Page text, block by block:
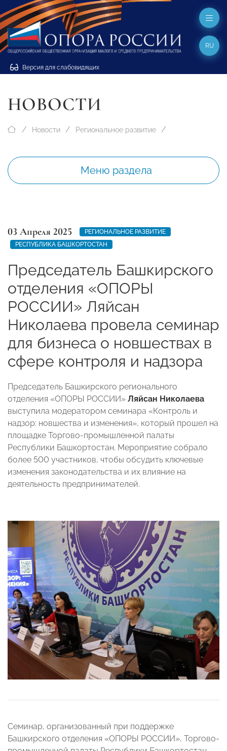
Версия для слабовидящих
RU
НОВОСТИ
Новости Региональное развитие
Меню раздела
03 Апреля 2025
РЕГИОНАЛЬНОЕ РАЗВИТИЕ
РЕСПУБЛИКА БАШКОРТОСТАН
Председатель Башкирского
отделения «ОПОРЫ
РОССИИ» Ляйсан
Николаева провела семинар
для бизнеса о новшествах в
сфере контроля и надзора
Председатель Башкирского регионального
отделения «ОПОРЫ РОССИИ» Ляйсан Николаева
выступила модератором семинара «Контроль и
надзор: новшества и изменения», который прошел на
площадке Торгово-промышленной палаты
Республики Башкортостан. Мероприятие собрало
более 500 участников, чтобы обсудить ключевые
изменения законодательства и их влияние на
деятельность предпринимателей.
Семинар, организованный при поддержке
Башкирского отделения «ОПОРЫ РОССИИ», Торгово-